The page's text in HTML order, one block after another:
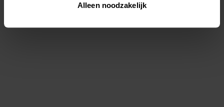
Via "Cookie instellingen" kun je ook zelf instellen welke
Alleen noodzakelijk